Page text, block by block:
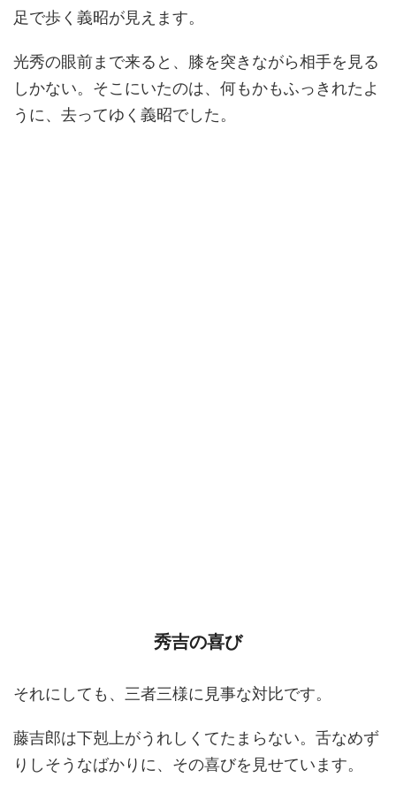
足で歩く義昭が見えます。
光秀の眼前まで来ると、膝を突きながら相手を見る
しかない。そこにいたのは、何もかもふっきれたよ
うに、去ってゆく義昭でした。
秀吉の喜び
それにしても、三者三様に見事な対比です。
藤吉郎は下剋上がうれしくてたまらない。舌なめず
りしそうなばかりに、その喜びを見せています。